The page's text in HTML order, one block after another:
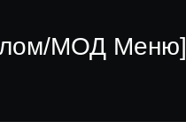
МОД Меню]